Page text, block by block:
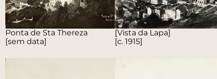
Ponta de Sta Thereza
[sem data]
[Vista da Lapa]
[c. 1915]